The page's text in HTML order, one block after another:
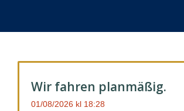
Wir fahren planmäßig.
01/08/2026 18:28